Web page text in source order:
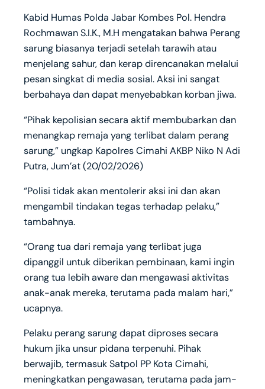
Kabid Humas Polda Jabar Kombes Pol. Hendra
Rochmawan S.I.K., M.H mengatakan bahwa Perang
sarung biasanya terjadi setelah tarawih atau
menjelang sahur, dan kerap direncanakan melalui
pesan singkat di media sosial. Aksi ini sangat
berbahaya dan dapat menyebabkan korban jiwa.
“Pihak kepolisian secara aktif membubarkan dan
menangkap remaja yang terlibat dalam perang
sarung,” ungkap Kapolres Cimahi AKBP Niko N Adi
Putra, Jum’at (20/02/2026)
“Polisi tidak akan mentolerir aksi ini dan akan
mengambil tindakan tegas terhadap pelaku,”
tambahnya.
“Orang tua dari remaja yang terlibat juga
dipanggil untuk diberikan pembinaan, kami ingin
orang tua lebih aware dan mengawasi aktivitas
anak-anak mereka, terutama pada malam hari,”
ucapnya.
Pelaku perang sarung dapat diproses secara
hukum jika unsur pidana terpenuhi. Pihak
berwajib, termasuk Satpol PP Kota Cimahi,
meningkatkan pengawasan, terutama pada jam-